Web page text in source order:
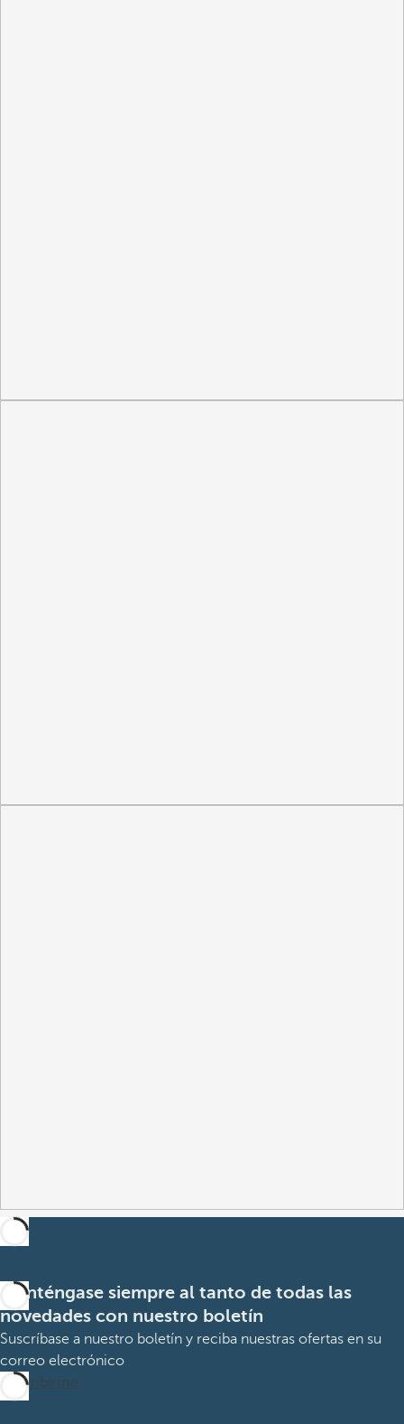
Manténgase siempre al tanto de todas las
novedades con nuestro boletín
Suscríbase a nuestro boletín y reciba nuestras ofertas en su
correo electrónico
Suscribirme